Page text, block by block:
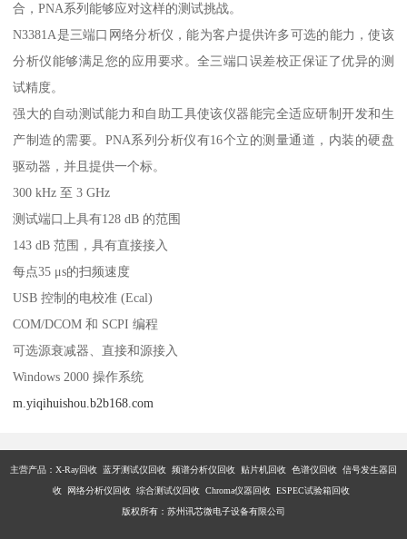
合，PNA系列能够应对这样的测试挑战。
N3381A是三端口网络分析仪，能为客户提供许多可选的能力，使该
分析仪能够满足您的应用要求。全三端口误差校正保证了优异的测
试精度。
强大的自动测试能力和自助工具使该仪器能完全适应研制开发和生
产制造的需要。PNA系列分析仪有16个立的测量通道，内装的硬盘
驱动器，并且提供一个标。
300 kHz 至 3 GHz
测试端口上具有128 dB 的范围
143 dB 范围，具有直接接入
每点35 μs的扫频速度
USB 控制的电校准 (Ecal)
COM/DCOM 和 SCPI 编程
可选源衰减器、直接和源接入
Windows 2000 操作系统
m.yiqihuishou.b2b168.com
主营产品：X-Ray回收 蓝牙测试仪回收 频谱分析仪回收 贴片机回收 色谱仪回收 信号发生器回
收 网络分析仪回收 综合测试仪回收 Chroma仪器回收 ESPEC试验箱回收
版权所有：苏州讯芯微电子设备有限公司